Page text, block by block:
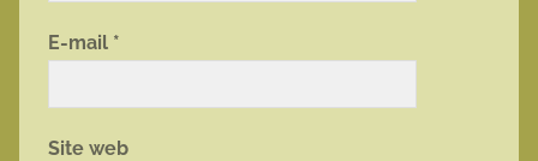
E-mail *
Site web